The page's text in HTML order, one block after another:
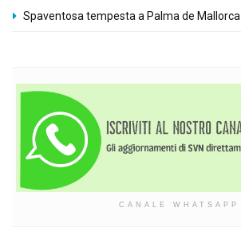
Spaventosa tempesta a Palma de Mallorca
CANALE WHATSAPP